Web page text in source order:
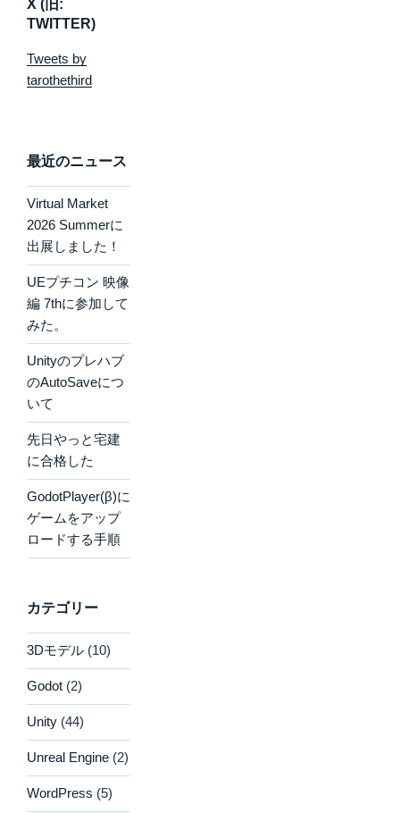
X (旧:
TWITTER)
Tweets by
tarothethird
最近のニュース
Virtual Market
2026 Summerに
出展しました！
UEプチコン 映像
編 7thに参加して
みた。
Unityのプレハブ
のAutoSaveにつ
いて
先日やっと宅建
に合格した
GodotPlayer(β)に
ゲームをアップ
ロードする手順
カテゴリー
3Dモデル (10)
Godot (2)
Unity (44)
Unreal Engine (2)
WordPress (5)